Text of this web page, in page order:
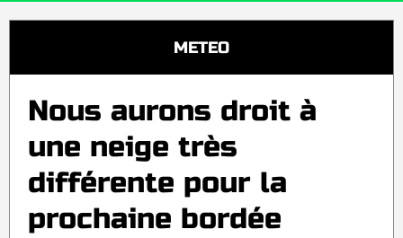
METEO
Nous aurons droit à
une neige très
différente pour la
prochaine bordée